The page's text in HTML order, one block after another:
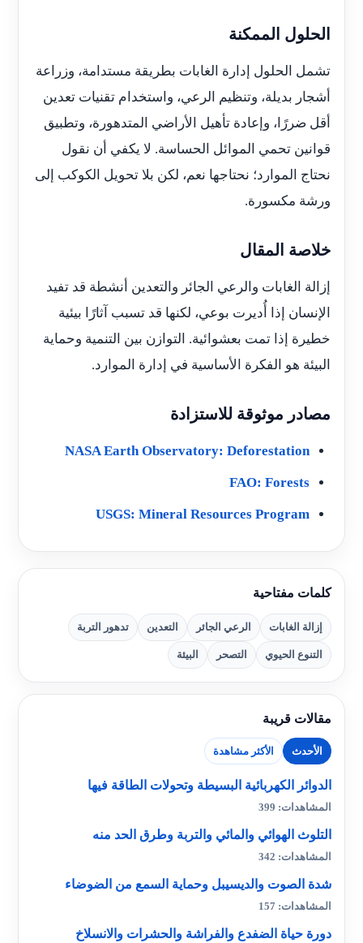
الحلول الممكنة
تشمل الحلول إدارة الغابات بطريقة مستدامة، وزراعة
أشجار بديلة، وتنظيم الرعي، واستخدام تقنيات تعدين
أقل ضررًا، وإعادة تأهيل الأراضي المتدهورة، وتطبيق
قوانين تحمي الموائل الحساسة. لا يكفي أن نقول
نحتاج الموارد؛ نحتاجها نعم، لكن بلا تحويل الكوكب إلى
ورشة مكسورة.
خلاصة المقال
إزالة الغابات والرعي الجائر والتعدين أنشطة قد تفيد
الإنسان إذا أُديرت بوعي، لكنها قد تسبب آثارًا بيئية
خطيرة إذا تمت بعشوائية. التوازن بين التنمية وحماية
البيئة هو الفكرة الأساسية في إدارة الموارد.
مصادر موثوقة للاستزادة
NASA Earth Observatory: Deforestation
FAO: Forests
USGS: Mineral Resources Program
كلمات مفتاحية
إزالة الغابات الرعي الجائر التعدين تدهور التربة
التنوع الحيوي التصحر البيئة
مقالات قريبة
الأحدث الأكثر مشاهدة
الدوائر الكهربائية البسيطة وتحولات الطاقة فيها
المشاهدات: 399
التلوث الهوائي والمائي والتربة وطرق الحد منه
المشاهدات: 342
شدة الصوت والديسيبل وحماية السمع من الضوضاء
المشاهدات: 157
دورة حياة الضفدع والفراشة والحشرات والانسلاخ